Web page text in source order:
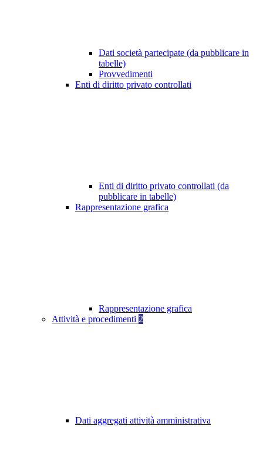
Dati società partecipate (da pubblicare in
tabelle)
Provvedimenti
Enti di diritto privato controllati
Enti di diritto privato controllati (da
pubblicare in tabelle)
Rappresentazione grafica
Rappresentazione grafica
Attività e procedimenti 2
Dati aggregati attività amministrativa